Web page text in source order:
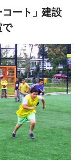
ート」建設
で